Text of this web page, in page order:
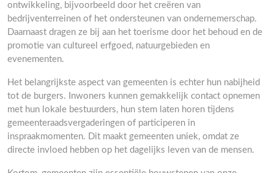
ontwikkeling, bijvoorbeeld door het creëren van
bedrijventerreinen of het ondersteunen van ondernemerschap.
Daarnaast dragen ze bij aan het toerisme door het behoud en de
promotie van cultureel erfgoed, natuurgebieden en
evenementen.
Het belangrijkste aspect van gemeenten is echter hun nabijheid
tot de burgers. Inwoners kunnen gemakkelijk contact opnemen
met hun lokale bestuurders, hun stem laten horen tijdens
gemeenteraadsvergaderingen of participeren in
inspraakmomenten. Dit maakt gemeenten uniek, omdat ze
directe invloed hebben op het dagelijks leven van de mensen.